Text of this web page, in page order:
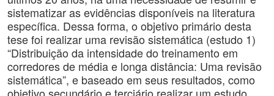
sistematizar as evidências disponíveis na literatura
específica. Dessa forma, o objetivo primário desta
tese foi realizar uma revisão sistemática (estudo 1)
“Distribuição da intensidade do treinamento em
corredores de média e longa distância: Uma revisão
sistemática”, e baseado em seus resultados, como